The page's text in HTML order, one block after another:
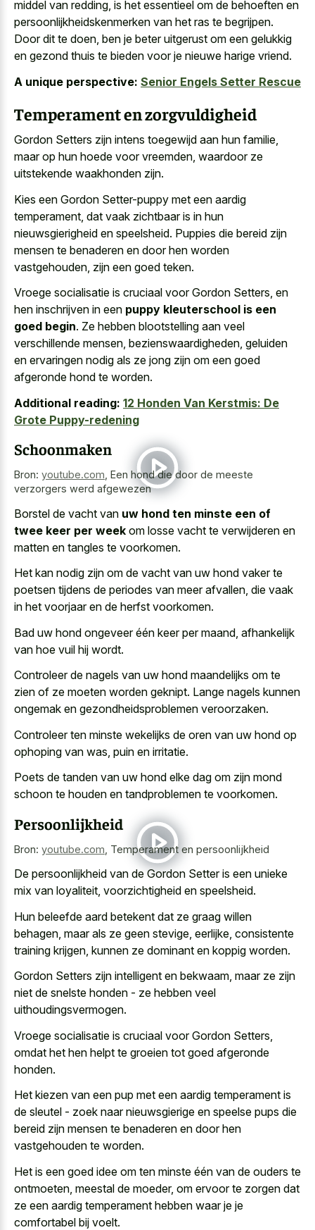
middel van redding, is het essentieel om de behoeften en
persoonlijkheidskenmerken van het ras te begrijpen.
Door dit te doen, ben je beter uitgerust om een gelukkig
en gezond thuis te bieden voor je nieuwe harige vriend.
A unique perspective: Senior Engels Setter Rescue
Temperament en zorgvuldigheid
Gordon Setters zijn intens toegewijd aan hun familie,
maar op hun hoede voor vreemden, waardoor ze
uitstekende waakhonden zijn.
Kies een Gordon Setter-puppy met een aardig
temperament, dat vaak zichtbaar is in hun
nieuwsgierigheid en speelsheid. Puppies die bereid zijn
mensen te benaderen en door hen worden
vastgehouden, zijn een goed teken.
Vroege socialisatie is cruciaal voor Gordon Setters, en
hen inschrijven in een puppy kleuterschool is een
goed begin. Ze hebben blootstelling aan veel
verschillende mensen, bezienswaardigheden, geluiden
en ervaringen nodig als ze jong zijn om een goed
afgeronde hond te worden.
Additional reading: 12 Honden Van Kerstmis: De
Grote Puppy-redening
Schoonmaken
Bron: youtube.com Een hond die door de meeste
verzorgers werd afgewezen
Borstel de vacht van uw hond ten minste een of
twee keer per week om losse vacht te verwijderen en
matten en tangles te voorkomen.
Het kan nodig zijn om de vacht van uw hond vaker te
poetsen tijdens de periodes van meer afvallen, die vaak
in het voorjaar en de herfst voorkomen.
Bad uw hond ongeveer één keer per maand, afhankelijk
van hoe vuil hij wordt.
Controleer de nagels van uw hond maandelijks om te
zien of ze moeten worden geknipt. Lange nagels kunnen
ongemak en gezondheidsproblemen veroorzaken.
Controleer ten minste wekelijks de oren van uw hond op
ophoping van was, puin en irritatie.
Poets de tanden van uw hond elke dag om zijn mond
schoon te houden en tandproblemen te voorkomen.
Persoonlijkheid
Bron: youtube.com Temperament en persoonlijkheid
De persoonlijkheid van de Gordon Setter is een unieke
mix van loyaliteit, voorzichtigheid en speelsheid.
Hun beleefde aard betekent dat ze graag willen
behagen , maar als ze geen stevige, eerlijke, consistente
training krijgen, kunnen ze dominant en koppig worden.
Gordon Setters zijn intelligent en bekwaam, maar ze zijn
niet de snelste honden - ze hebben veel
uithoudingsvermogen.
Vroege socialisatie is cruciaal voor Gordon Setters,
omdat het hen helpt te groeien tot goed afgeronde
honden.
Het kiezen van een pup met een aardig temperament is
de sleutel - zoek naar nieuwsgierige en speelse pups die
bereid zijn mensen te benaderen en door hen
vastgehouden te worden.
Het is een goed idee om ten minste één van de ouders te
ontmoeten, meestal de moeder, om ervoor te zorgen dat
ze een aardig temperament hebben waar je je
comfortabel bij voelt.